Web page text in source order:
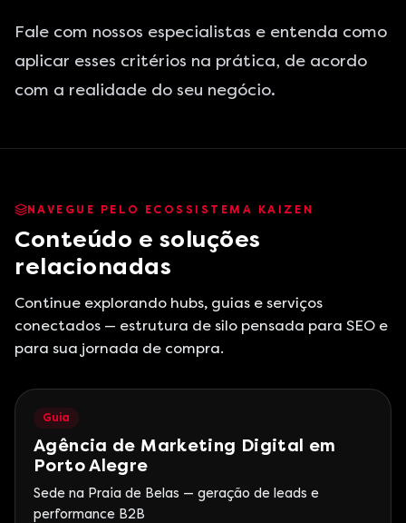
Fale com nossos especialistas e entenda como
aplicar esses critérios na prática, de acordo
com a realidade do seu negócio.
NAVEGUE PELO ECOSSISTEMA KAIZEN
Conteúdo e soluções
relacionadas
Continue explorando hubs, guias e serviços
conectados — estrutura de silo pensada para SEO e
para sua jornada de compra.
Guia
Agência de Marketing Digital em
Porto Alegre
Sede na Praia de Belas — geração de leads e
performance B2B